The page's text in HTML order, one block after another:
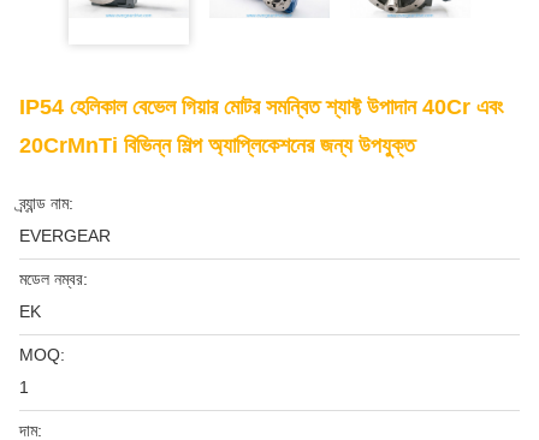
IP54 হেলিকাল বেভেল গিয়ার মোটর সমন্বিত শ্যাফ্ট উপাদান 40Cr এবং
20CrMnTi বিভিন্ন শিল্প অ্যাপ্লিকেশনের জন্য উপযুক্ত
ব্র্যান্ড নাম:
EVERGEAR
মডেল নম্বর:
EK
MOQ:
1
দাম: